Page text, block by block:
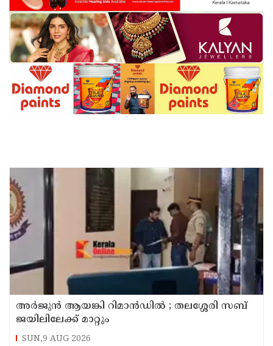
അര്‍ജുന്‍ ആയങ്കി റിമാന്‍ഡില്‍ ; തലശ്ശേരി സബ്
ജയിലിലേക്ക് മാറ്റും
SUN,9 AUG 2026